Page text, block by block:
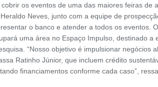
os eventos de uma das maiores feiras de
Neves, junto com a equipe de
o banco e atender a todos os eventos.
uma área no Espaço Impulso, destinado
“Nosso objetivo é impulsionar negócios
Ratinho Júnior, que incluem crédito
financiamentos conforme cada caso”,